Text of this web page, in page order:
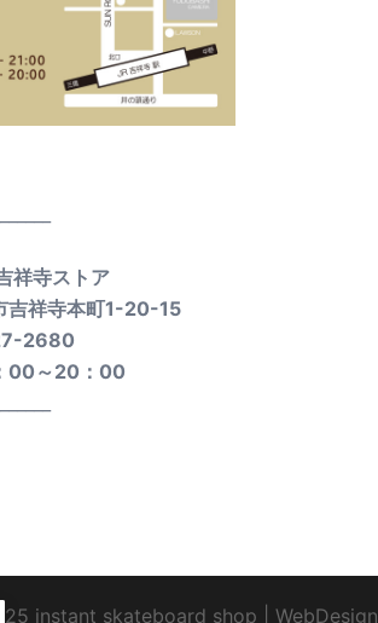
祥寺ストア
吉祥寺本町1-20-15
2680
00～20：00
instant skateboard shop WebDesign